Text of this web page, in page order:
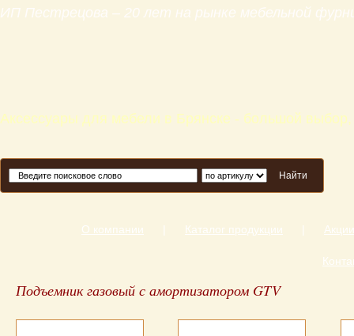
ИП Пестрецова – 20 лет на рынке мебельной
Аксессуары для мебели в Брянске - большой
Найти
О компании Каталог продукции
Подъемник газовый с амортизатором GTV